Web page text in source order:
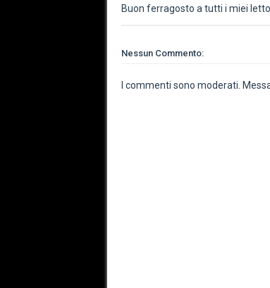
Buon ferragosto a tutti i miei
Nessun Commento:
I commenti sono moderati.